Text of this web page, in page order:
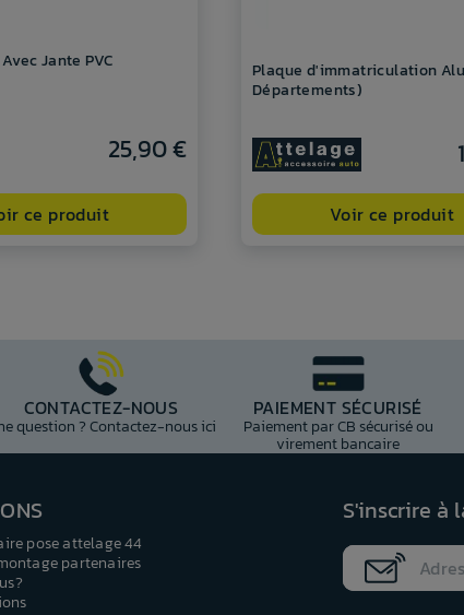
Jante PVC
25,90 €
ce produit
Plaque d'immatriculation
Départements)
Voir ce produit
CONTACTEZ-NOUS
question ? Contactez-nous ici
PAIEMENT SÉCURISÉ
Paiement par CB sécurisé ou
virement bancaire
pose attelage 44
partenaires
S'inscrire à